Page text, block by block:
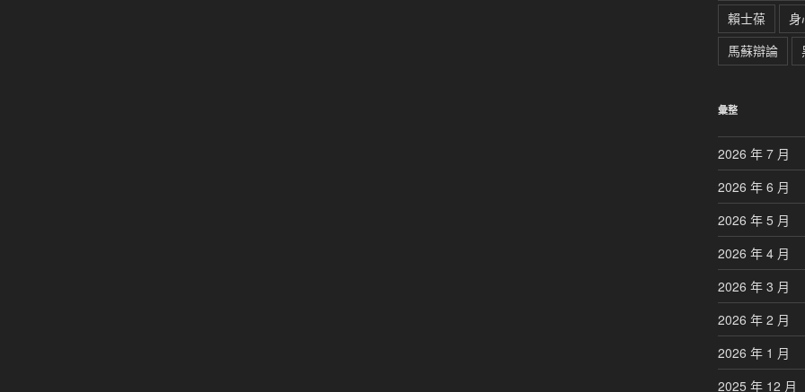
賴士葆
身
馬蘇辯論
彙整
2026 年 7 月
2026 年 6 月
2026 年 5 月
2026 年 4 月
2026 年 3 月
2026 年 2 月
2026 年 1 月
2025 年 12 月